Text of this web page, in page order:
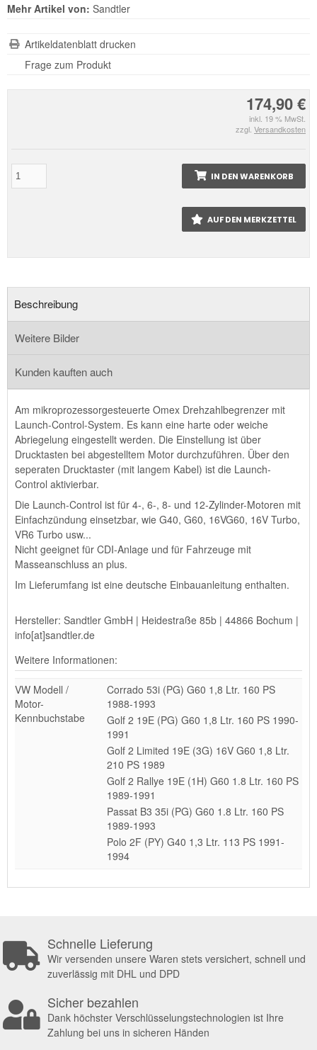
174,90 €
inkl. 19 % MwSt.
zzgl. Versandkosten
IN DEN WARENKORB
AUF DEN MERKZETTEL
Mehr Artikel von: Sandtler
Artikeldatenblatt drucken
Frage zum Produkt
Beschreibung
Weitere Bilder
Kunden kauften auch
Am mikroprozessorgesteuerte Omex Drehzahlbegrenzer mit
Launch-Control-System. Es kann eine harte oder weiche
Abriegelung eingestellt werden. Die Einstellung ist über
Drucktasten bei abgestelltem Motor durchzuführen. Über den
seperaten Drucktaster (mit langem Kabel) ist die Launch-
Control aktivierbar.
Die Launch-Control ist für 4-, 6-, 8- und 12-Zylinder-Motoren mit
Einfachzündung einsetzbar, wie G40, G60, 16VG60, 16V Turbo,
VR6 Turbo usw...
Nicht geeignet für CDI-Anlage und für Fahrzeuge mit
Masseanschluss an plus.
Im Lieferumfang ist eine deutsche Einbauanleitung enthalten.
Hersteller: Sandtler GmbH | Heidestraße 85b | 44866 Bochum |
info[at]sandtler.de
Weitere Informationen:
VW Modell /
Motor-
Kennbuchstabe
Corrado 53i (PG) G60 1,8 Ltr. 160 PS
1988-1993
Golf 2 19E (PG) G60 1,8 Ltr. 160 PS 1990-
1991
Golf 2 Limited 19E (3G) 16V G60 1,8 Ltr.
210 PS 1989
Golf 2 Rallye 19E (1H) G60 1.8 Ltr. 160 PS
1989-1991
Passat B3 35i (PG) G60 1.8 Ltr. 160 PS
1989-1993
Polo 2F (PY) G40 1,3 Ltr. 113 PS 1991-
1994
Schnelle Lieferung
Wir versenden unsere Waren stets versichert, schnell und
zuverlässig mit DHL und DPD
Sicher bezahlen
Dank höchster Verschlüsselungstechnologien ist Ihre
Zahlung bei uns in sicheren Händen